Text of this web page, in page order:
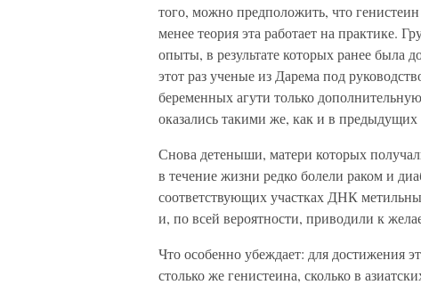
того, можно предположить, что
менее теория эта работает на практике.
опыты, в результате которых ранее была
этот раз ученые из Дарема под
беременных агути только
оказались такими же, как и в
Снова детеныши, матери которых
в течение жизни редко болели раком и
соответствующих участках ДНК
и, по всей вероятности, приводили к
Что особенно убеждает: для достижения
столько же генистеина, сколько в